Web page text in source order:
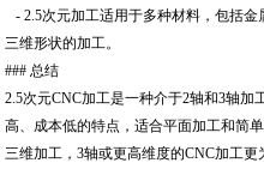
- 2.5次元加工适用于多种材料，包括
三维形状的加工。
### 总结
2.5次元CNC加工是一种介于2轴和3轴
高、成本低的特点，适合平面加工和简
三维加工，3轴或更高维度的CNC加工更